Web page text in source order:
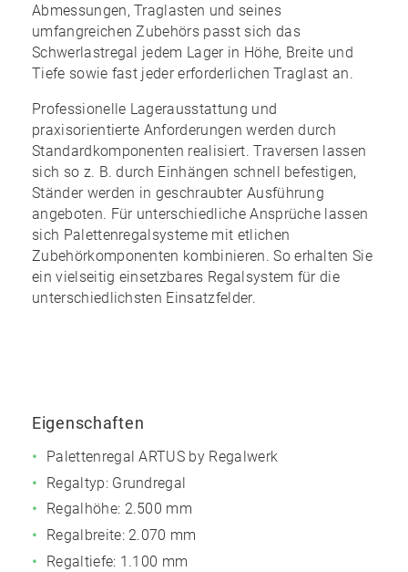
Abmessungen, Traglasten und seines
umfangreichen Zubehörs passt sich das
Schwerlastregal jedem Lager in Höhe, Breite und
Tiefe sowie fast jeder erforderlichen Traglast an.
Professionelle Lagerausstattung und
praxisorientierte Anforderungen werden durch
Standardkomponenten realisiert. Traversen lassen
sich so z. B. durch Einhängen schnell befestigen,
Ständer werden in geschraubter Ausführung
angeboten. Für unterschiedliche Ansprüche lassen
sich Palettenregalsysteme mit etlichen
Zubehörkomponenten kombinieren. So erhalten Sie
einvielseitig einsetzbares Regalsystem für die
unterschiedlichsten Einsatzfelder.
Eigenschaften
Palettenregal ARTUS by Regalwerk
Regaltyp: Grundregal
Regalhöhe: 2.500 mm
Regalbreite: 2.070 mm
Regaltiefe: 1.100 mm